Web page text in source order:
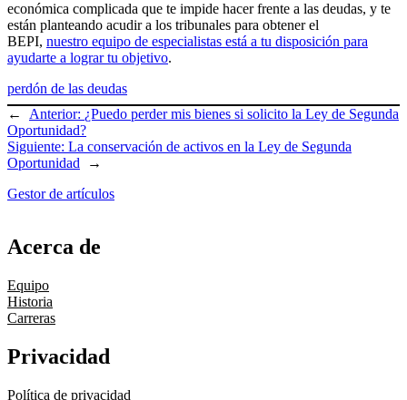
económica complicada que te impide hacer frente a las deudas, y te
están planteando acudir a los tribunales para obtener el
BEPI, nuestro equipo de especialistas está a tu disposición para
ayudarte a lograr tu objetivo.
perdón de las deudas
←
Anterior: ¿Puedo perder mis bienes si solicito la Ley de Segunda
Oportunidad?
Siguiente: La conservación de activos en la Ley de Segunda
Oportunidad
→
Gestor de artículos
Acerca de
Equipo
Historia
Carreras
Privacidad
Política de privacidad